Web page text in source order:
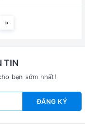
»
TIN
bạn sớm nhất!
ĐĂNG KÝ